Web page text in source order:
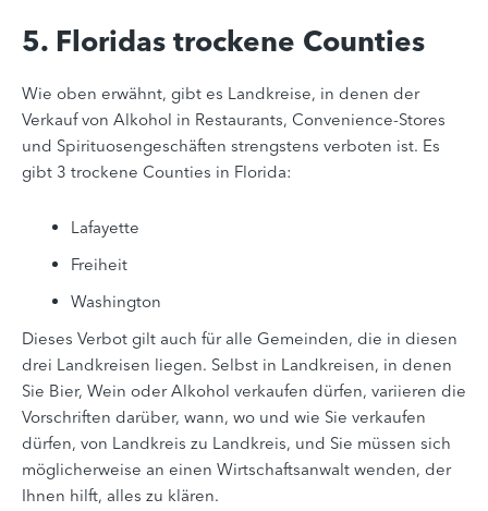
5. Floridas trockene Counties
Wie oben erwähnt, gibt es Landkreise, in denen der
Verkauf von Alkohol in Restaurants, Convenience-Stores
und Spirituosengeschäften strengstens verboten ist. Es
gibt 3 trockene Counties in Florida:
Lafayette
Freiheit
Washington
Dieses Verbot gilt auch für alle Gemeinden, die in diesen
drei Landkreisen liegen. Selbst in Landkreisen, in denen
Sie Bier, Wein oder Alkohol verkaufen dürfen, variieren die
Vorschriften darüber, wann, wo und wie Sie verkaufen
dürfen, von Landkreis zu Landkreis, und Sie müssen sich
möglicherweise an einen Wirtschaftsanwalt wenden, der
Ihnen hilft, alles zu klären.